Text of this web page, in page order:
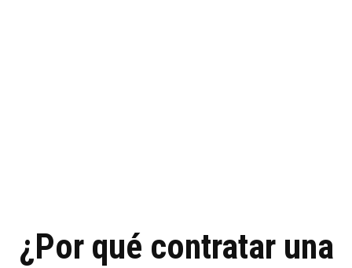
¿Por qué contratar una